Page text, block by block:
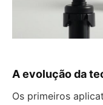
A evolução da
Os primeiros